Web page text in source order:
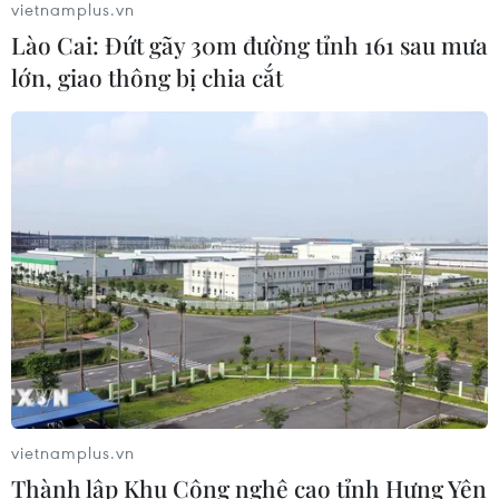
nền đối ngoại Việt Nam
05/08/2026 14:56
CƠ QUAN CHỦ QUẢN: THÔNG TẤN XÃ VIỆT NAM
Tổng Biên tập: TRẦN TIẾN DUẨN
Phó Tổng Biên tập: NGUYỄN THỊ TÁM, KHÚC THANH
THỦY
Sở hữu trí tuệ
Quy định sử dụng
vietnamplus.vn
Lào Cai: Đứt gãy 30m đường tỉnh 161 sau mưa
lớn, giao thông bị chia cắt
vietnamplus.vn
Thành lập Khu Công nghệ cao tỉnh Hưng Yên